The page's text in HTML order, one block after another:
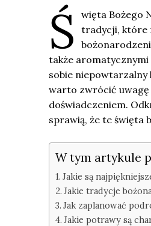
Ś
więta Bożego
tradycji, które
także
sobie
warto zwrócić uwagę
doświadczeniem.
sprawią, że te święta
W tym artykule
Jakie są
Jakie tradycje
Jak zaplanować
Jakie potrawy są